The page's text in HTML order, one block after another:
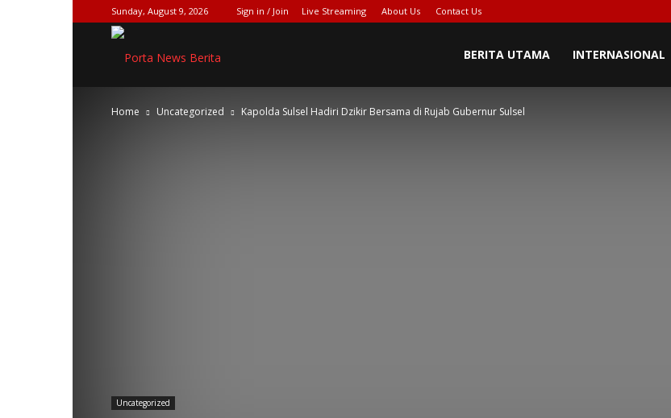
Sunday, August 9, 2026 Sign in / Join Live Streaming About Us Contact Us
NEWS[DOT]COM
BERITA UTAMA INTERNASIONAL
Home Uncategorized Kapolda Sulsel Hadiri Dzikir Bersama di Rujab Gubernur Sulsel
Uncategorized